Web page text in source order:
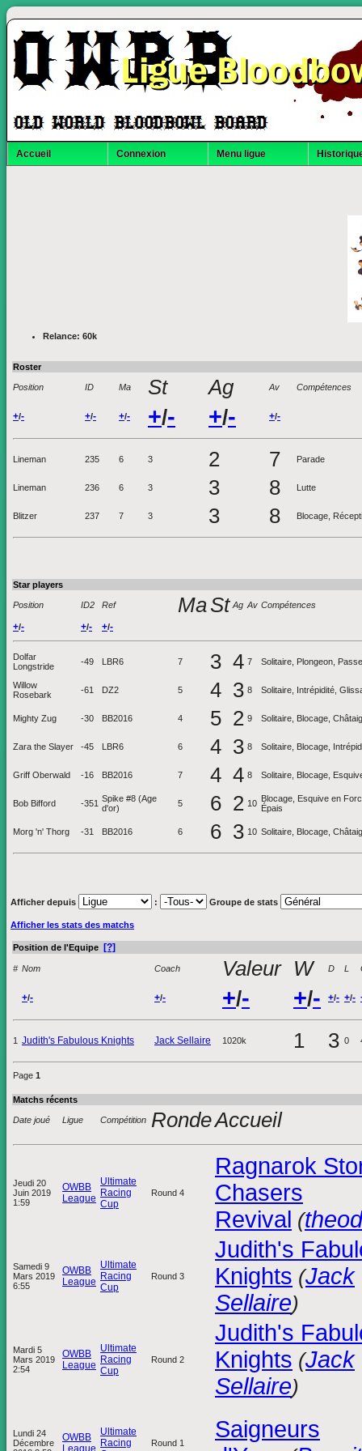
Ligue
Accueil Connexion Menu ligue
Relance: 60k
Roster
Position ID Ma St Ag Av Compétences
+/- +/- +/- +/- +/- +/-
Lineman 235 6 3 2 7 Parade
Lineman 236 6 3 3 8 Lutte
Blitzer 237 7 3 3 8 Blocage,
Star players
Position ID2 Ref MaSt Ag Av Compétences
+/- +/- +/-
Dolfar
Longstride
-49 LBR6 7 3 4 7 Solitaire, Plongeon,
Willow
Rosebark
-61 DZ2 5 4 3 8 Solitaire, Intrépidité,
Mighty Zug -30 BB2016 4 5 2 9 Solitaire, Blocage,
Zara the Slayer -45 LBR6 6 4 3 8 Solitaire, Blocage,
Griff Oberwald -16 BB2016 7 4 4 8 Solitaire, Blocage,
Bob Bifford -351 Spike #8 (Age
d'or)
5 6 2 10 Blocage, Esquive en
Épais
Morg 'n' Thorg -31 BB2016 6 6 3 10 Solitaire, Blocage,
Afficher depuis : Groupe de stats
Afficher les stats des matchs
Position de l'Equipe [?]
# Nom Coach Valeur W D L
+/- +/- +/- +/- +/- +/-
1 Judith's Fabulous Knights Jack Sellaire 1020k 1 3 0
Page 1
Matchs récents
Date joué Ligue Compétition RondeAccueil
Jeudi 20
Juin 2019
1:59
OWBB
League
Ultimate
Racing
Cup
Round 4
Ragnarok
Chasers
Revival (
Samedi 9
Mars 2019
6:55
OWBB
League
Ultimate
Racing
Cup
Round 3
Judith's
Knights (Jack
Sellaire)
Mardi 5
Mars 2019
2:54
OWBB
League
Ultimate
Racing
Cup
Round 2
Judith's
Knights (Jack
Sellaire)
Lundi 24
Décembre
OWBB
League
Ultimate
Racing
Round 1
Saigneurs